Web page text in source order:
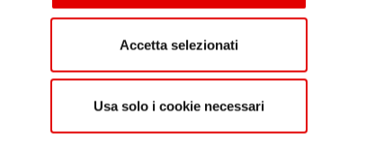
Accetta selezionati
Usa solo i cookie necessari
Intelligenza Artificiale